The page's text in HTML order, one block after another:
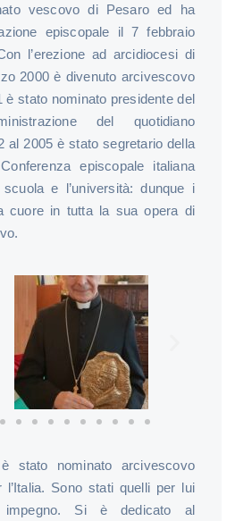
vescovo di Pesaro ed ha
episcopale il 7 febbraio
l’erezione ad arcidiocesi di
2000 è divenuto arcivescovo
è stato nominato presidente del
del quotidiano
al 2005 è stato segretario della
episcopale italiana
scuola e l’università: dunque i
cuore in tutta la sua opera di
stato nominato arcivescovo
l’Italia. Sono stati quelli per lui
Si è dedicato al